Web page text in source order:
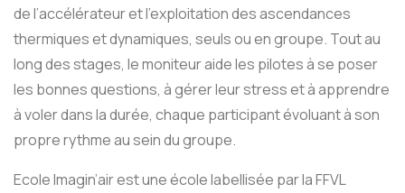
de l’accélérateur et l’exploitation des ascendances
thermiques et dynamiques, seuls ou en groupe. Tout au
long des stages, le moniteur aide les pilotes à se poser
les bonnes questions, à gérer leur stress et à apprendre
à voler dans la durée, chaque participant évoluant à son
propre rythme au sein du groupe.
Ecole Imagin’air est une école labellisée par la FFVL